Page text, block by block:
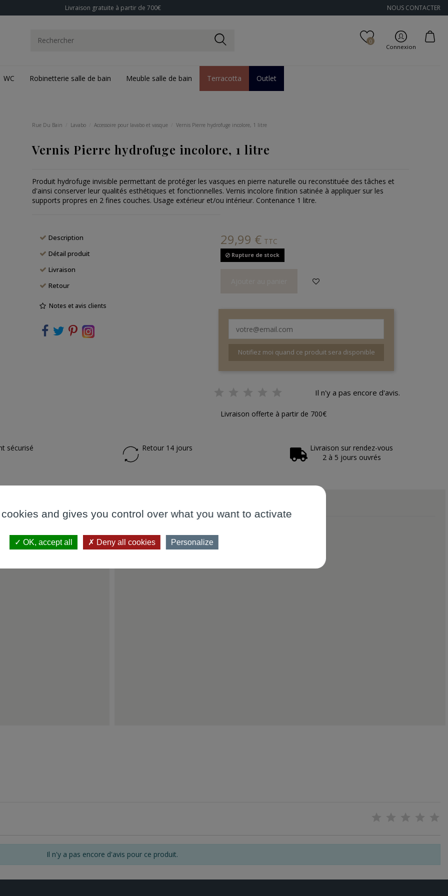
Livraison gratuite à partir de 700€ NOUS CONTACTER
0
Connexion
WC Robinetterie salle de bain Meuble salle de bain Terracotta Outlet
Rue Du Bain Lavabo Accessoire pour lavabo et vasque Vernis Pierre hydrofuge incolore, 1 litre
Vernis Pierre hydrofuge incolore, 1 litre
Produit hydrofuge invisible permettant de protéger les vasques en pierre naturelle ou reconstituée des tâches et
d'ainsi conserver leur qualités esthétiques et fonctionnelles. Vernis incolore finition satinée à appliquer sur les
supports propres en 2 fines couches. Usage extérieur et/ou intérieur. Contenance 1 litre.
Description
Détail produit
Livraison
Retour
Notes et avis clients
29,99 € TTC
Rupture de stock
Notifiez moi quand ce produit sera disponible
Il n'y a pas encore d'avis.
Livraison offerte à partir de 700€
sécurisé Retour 14 jours
Livraison sur rendez-vous
2 à 5 jours ouvrés
pierre naturelles ou
sera ainsi protégée des
Condition
Article Neuf
Il n'y a pas encore d'avis pour ce produit.
and gives you control over what you want to activate
OK, accept all Deny all cookies Personalize